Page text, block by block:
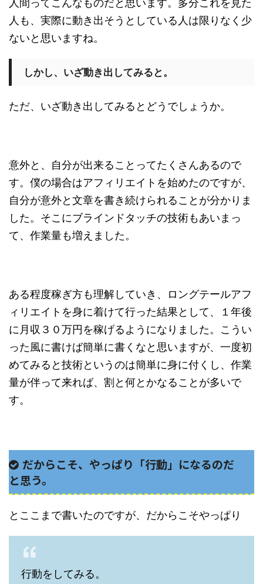
人も、実際に動き出そうとしている人は限りなく少
ないと思いますね。
しかし、いざ動き出してみると。
ただ、いざ動き出してみるとどうでしょうか。
意外と、自分が出来ることってたくさんあるので
す。僕の場合はアフィリエイトを始めたのですが、
自分が意外と文章を書き続けられることが分かりま
した。そこにブラインドタッチの技術もあいまっ
て、作業量も増えました。
ある程度稼ぎ方も理解していき、ロングテールアフ
ィリエイトを身に着けて行った結果として、１年後
に月収３０万円を稼げるようになりました。こうい
った風に書けば簡単に書くなと思いますが、一度初
めてみると技術というのは簡単に身に付くし、作業
量が伴って来れば、割と何とかなることが多いで
す。
だからこそ、やっぱり「行動」になるのだ
と思う。
とここまで書いたのですが、だからこそやっぱり
行動をしてみる。